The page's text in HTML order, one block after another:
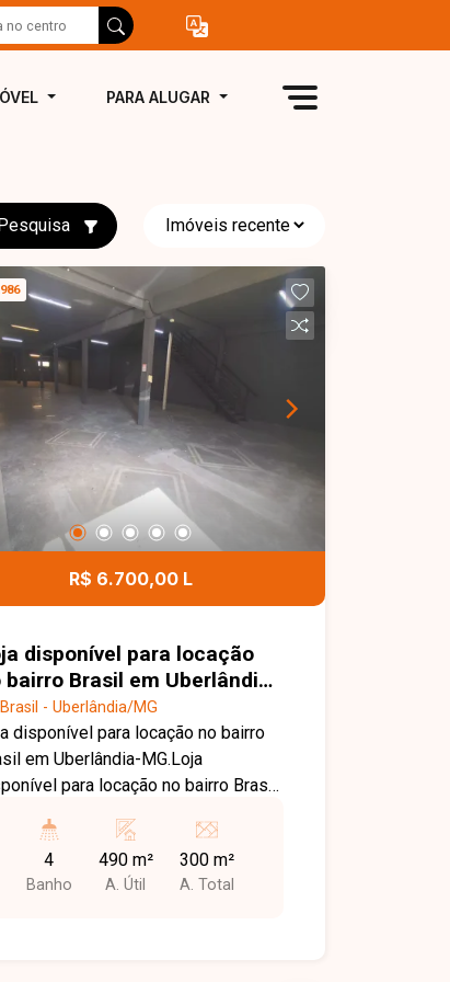
PARA ALUGAR
R$ 6.700,00 L
disponível para locação
bairro Brasil em Uberlândia-
Brasil - Uberlândia/MG
disponível para locação no bairro
em Uberlândia-MG.Loja
para locação no bairro Brasil.
490m² sendo vão
de 300m², e piso superior com
190m², imovel com
4
Banho
490 m²
A. Útil
300 m²
A. Total